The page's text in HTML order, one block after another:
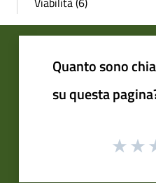
Quanto sono
su questa